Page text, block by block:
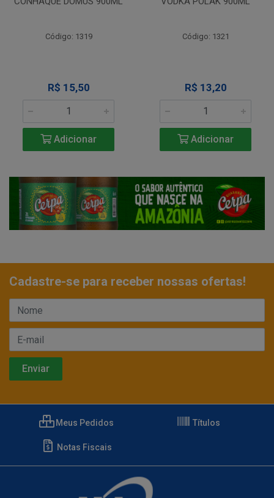
Código: 1319
R$ 15,50
Adicionar
Código: 1321
R$ 13,20
Adicionar
Cadastre-se para receber nossas ofertas!
Meus Pedidos Títulos
Notas Fiscais